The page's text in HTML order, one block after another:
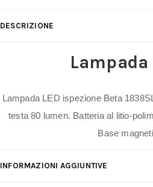
DESCRIZIONE
Lampada
Lampada LED ispezione Beta
testa 80 lumen. Batteria al litio-
Base
INFORMAZIONI AGGIUNTIVE